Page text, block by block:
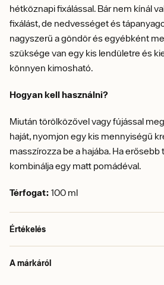
hétköznapi fixálással. Bár nem kínál
fixálást, de nedvességet és
nagyszerű a göndör és egyébként
szüksége van egy kis lendületre és
könnyen kimosható.
Hogyan kell használni?
Miután törölközővel vagy fújással
haját, nyomjon egy kis mennyiségű
masszírozza be a hajába. Ha erősebb
kombinálja egy matt pomádéval.
Térfogat: 100 ml
Értékelés
A márkáról